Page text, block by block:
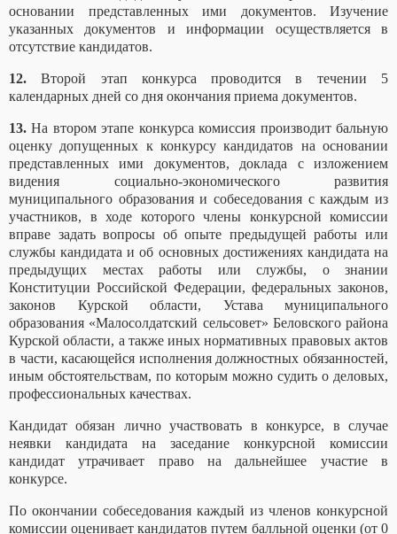
основании представленных ими документов. Изучение
указанных документов и информации осуществляется в
отсутствие кандидатов.
12. Второй этап конкурса проводится в течении 5
календарных дней со дня окончания приема документов.
13. На втором этапе конкурса комиссия производит бальную
оценку допущенных к конкурсу кандидатов на основании
представленных ими документов, доклада с изложением
видения социально-экономического развития
муниципального образования и собеседования с каждым из
участников, в ходе которого члены конкурсной комиссии
вправе задать вопросы об опыте предыдущей работы или
службы кандидата и об основных достижениях кандидата на
предыдущих местах работы или службы, о знании
Конституции Российской Федерации, федеральных законов,
законов Курской области, Устава муниципального
образования «Малосолдатский сельсовет» Беловского района
Курской области, а также иных нормативных правовых актов
в части, касающейся исполнения должностных обязанностей,
иным обстоятельствам, по которым можно судить о деловых,
профессиональных качествах.
Кандидат обязан лично участвовать в конкурсе, в случае
неявки кандидата на заседание конкурсной комиссии
кандидат утрачивает право на дальнейшее участие в
конкурсе.
По окончании собеседования каждый из членов конкурсной
комиссии оценивает кандидатов путем балльной оценки (от 0